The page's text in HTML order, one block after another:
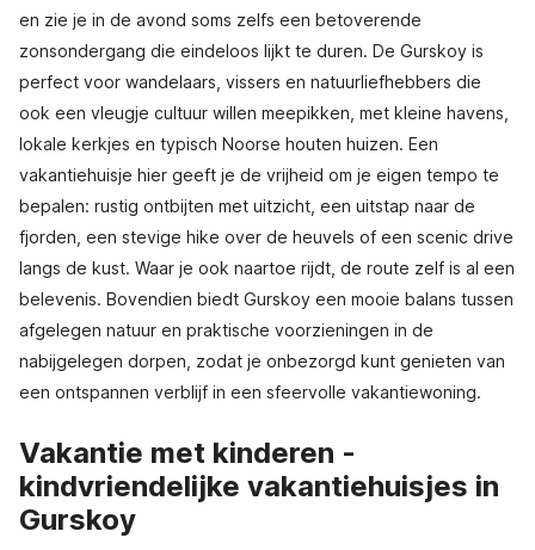
en zie je in de avond soms zelfs een betoverende
zonsondergang die eindeloos lijkt te duren. De Gurskoy is
perfect voor wandelaars, vissers en natuurliefhebbers die
ook een vleugje cultuur willen meepikken, met kleine havens,
lokale kerkjes en typisch Noorse houten huizen. Een
vakantiehuisje hier geeft je de vrijheid om je eigen tempo te
bepalen: rustig ontbijten met uitzicht, een uitstap naar de
fjorden, een stevige hike over de heuvels of een scenic drive
langs de kust. Waar je ook naartoe rijdt, de route zelf is al een
belevenis. Bovendien biedt Gurskoy een mooie balans tussen
afgelegen natuur en praktische voorzieningen in de
nabijgelegen dorpen, zodat je onbezorgd kunt genieten van
een ontspannen verblijf in een sfeervolle vakantiewoning.
Vakantie met kinderen -
kindvriendelijke vakantiehuisjes in
Gurskoy